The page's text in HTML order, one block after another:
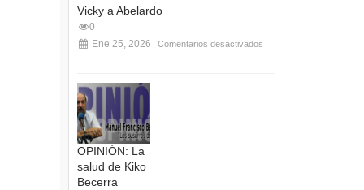
Vicky a Abelardo
0
Ene 25, 2026
Comentarios desactivados
OPINIÓN: La
salud de Kiko
Becerra